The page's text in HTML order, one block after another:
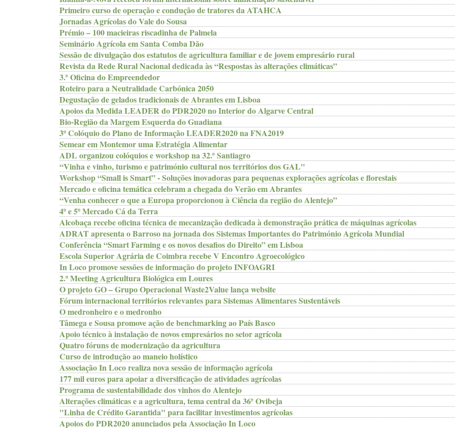
Primeiro curso de operação e condução de tratores da ATAHCA
Jornadas Agrícolas do Vale do Sousa
Prémio – 100 macieiras riscadinha de Palmela
Seminário Agrícola em Santa Comba Dão
Sessão de divulgação dos estatutos de agricultura familiar e de jovem empresário rural
Revista da Rede Rural Nacional dedicada às “Respostas às alterações climáticas”
3.ª Oficina do Empreendedor
Roteiro para a Neutralidade Carbónica 2050
Degustação de gelados tradicionais de Abrantes em Lisboa
Apoios da Medida LEADER do PDR2020 no Interior do Algarve Central
Bio-Região da Margem Esquerda do Guadiana
3º Colóquio do Plano de Informação LEADER2020 na FNA2019
Semear em Montemor uma Estratégia Alimentar
ADL organizou colóquios e workshop na 32.ª Santiagro
“Vinha e vinho, turismo e património cultural nos territórios dos GAL"
Workshop “Small is Smart” - Soluções inovadoras para pequenas explorações agrícolas e florestais
Mercado e oficina temática celebram a chegada do Verão em Abrantes
“Venha conhecer o que a Europa proporcionou à Ciência da região do Alentejo”
4º e 5º Mercado Cá da Terra
Alcobaça recebe oficina técnica de mecanização dedicada à demonstração prática de máquinas agrícolas
ADRAT apresenta o Barroso na jornada dos Sistemas Importantes do Património Agrícola Mundial
Conferência “Smart Farming e os novos desafios do Direito” em Lisboa
Escola Superior Agrária de Coimbra recebe V Encontro Agroecológico
In Loco promove sessões de informação do projeto INFOAGRI
2.º Meeting Agricultura Biológica em Loures
O projeto GO – Grupo Operacional Waste2Value lança website
Fórum internacional territórios relevantes para Sistemas Alimentares Sustentáveis
O medronheiro e o medronho
Tâmega e Sousa promove ação de benchmarking ao País Basco
Apoio técnico à instalação de novos empresários no setor agrícola
Quatro fóruns de modernização da agricultura
Curso de introdução ao maneio holístico
Associação In Loco realiza nova sessão de informação agrícola
177 mil euros para apoiar a diversificação de atividades agrícolas
Programa de sustentabilidade dos vinhos do Alentejo
Alterações climáticas e a agricultura, tema central da 36ª Ovibeja
"Linha de Crédito Garantida" para facilitar investimentos agrícolas
Apoios do PDR2020 anunciados pela Associação In Loco